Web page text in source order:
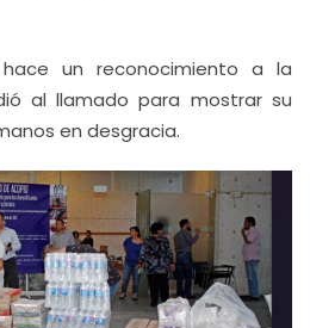
un reconocimiento a la
al llamado para mostrar su
en desgracia.